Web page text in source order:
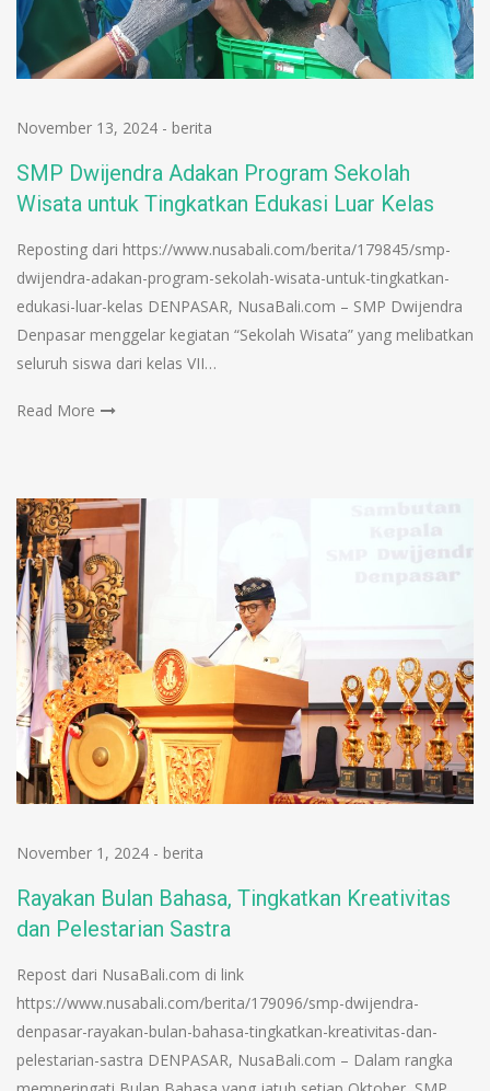
November 13, 2024 - berita
SMP Dwijendra Adakan Program Sekolah
Wisata untuk Tingkatkan Edukasi Luar Kelas
Reposting dari https://www.nusabali.com/berita/179845/smp-
dwijendra-adakan-program-sekolah-wisata-untuk-tingkatkan-
edukasi-luar-kelas DENPASAR, NusaBali.com – SMP Dwijendra
Denpasar menggelar kegiatan “Sekolah Wisata” yang melibatkan
seluruh siswa dari kelas VII…
Read More
November 1, 2024 - berita
Rayakan Bulan Bahasa, Tingkatkan Kreativitas
dan Pelestarian Sastra
Repost dari NusaBali.com di link
https://www.nusabali.com/berita/179096/smp-dwijendra-
denpasar-rayakan-bulan-bahasa-tingkatkan-kreativitas-dan-
pelestarian-sastra DENPASAR, NusaBali.com – Dalam rangka